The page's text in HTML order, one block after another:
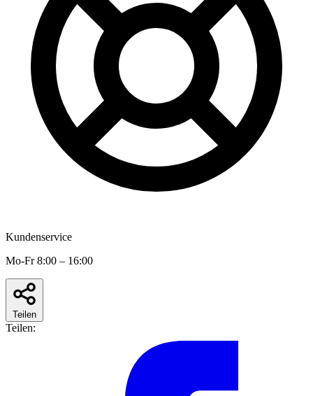
Kundenservice
Mo-Fr 8:00 – 16:00
Teilen
Teilen: